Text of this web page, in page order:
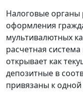
Налоговые
оформления
мультивалютных
расчетная
открывает как
депозитные в
привязаны к